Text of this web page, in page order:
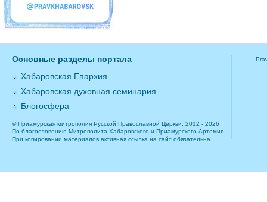
Основные разделы портала
Хабаровская Епархия
Хабаровская духовная семинария
Блогосфера
© Приамурская митрополия Русской Православной Церкви, 2012 - 2026
По благословению Митрополита Хабаровского и Приамурского Артемия.
При копировании материалов активная ссылка на сайт обязательна.